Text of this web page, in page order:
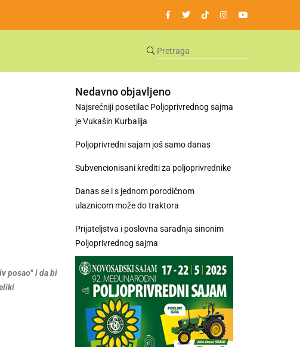
posao“ i da bi
Nedavno objavljeno
Najsrećniji posetilac Poljoprivrednog sajma
je Vukašin Kurbalija
Poljoprivredni sajam još samo danas
Subvencionisani krediti za poljoprivrednike
Danas se i s jednom porodičnom
ulaznicom može do traktora
Prijateljstva i poslovna saradnja sinonim
Poljoprivrednog sajma